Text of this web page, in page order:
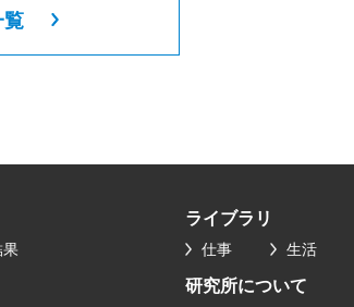
覧
果
ライブラリ
仕事 生活
研究所について